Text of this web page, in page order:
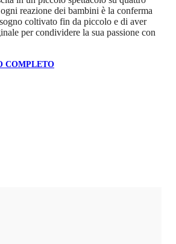
reazione dei bambini è la conferma
coltivato fin da piccolo e di aver
per condividere la sua passione con
COMPLETO